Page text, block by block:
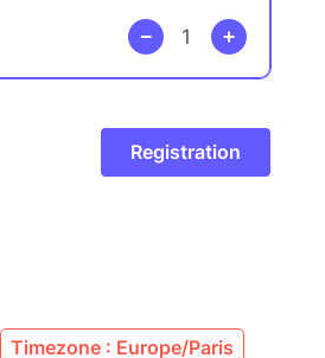
Timezone : Europe/Paris